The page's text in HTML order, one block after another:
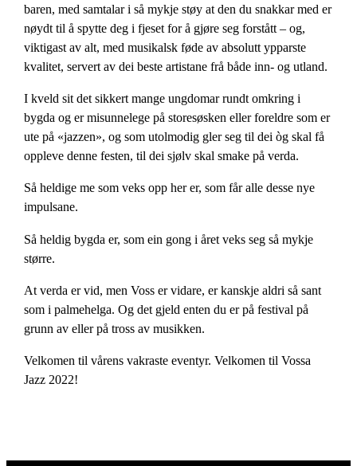
baren, med samtalar i så mykje støy at den du snakkar med er
nøydt til å spytte deg i fjeset for å gjøre seg forstått – og,
viktigast av alt, med musikalsk føde av absolutt ypparste
kvalitet, servert av dei beste artistane frå både inn- og utland.
I kveld sit det sikkert mange ungdomar rundt omkring i
bygda og er misunnelege på storesøsken eller foreldre som er
ute på «jazzen», og som utolmodig gler seg til dei òg skal få
oppleve denne festen, til dei sjølv skal smake på verda.
Så heldige me som veks opp her er, som får alle desse nye
impulsane.
Så heldig bygda er, som ein gong i året veks seg så mykje
større.
At verda er vid, men Voss er vidare, er kanskje aldri så sant
som i palmehelga. Og det gjeld enten du er på festival på
grunn av eller på tross av musikken.
Velkomen til vårens vakraste eventyr. Velkomen til Vossa
Jazz 2022!